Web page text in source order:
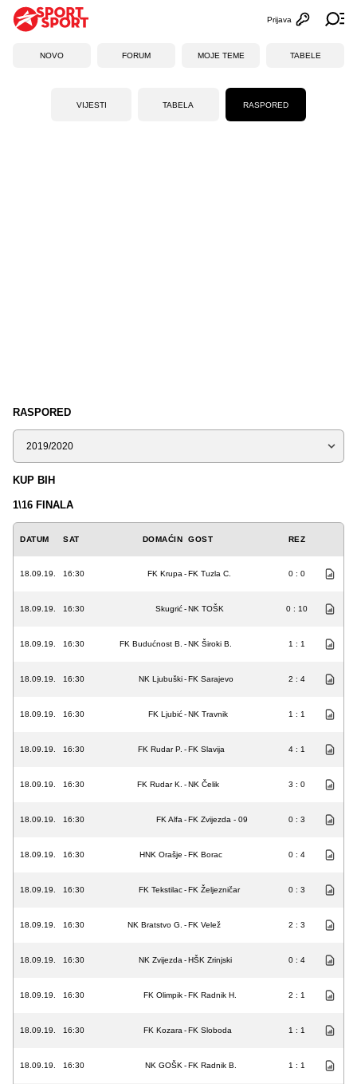
Otvori
Prijava
NOVO FORUM MOJE TEME TABELE
VIJESTI TABELA RASPORED
RASPORED
Sezona
KUP BIH
1\16 FINALA
DATUM SAT DOMAĆIN GOST REZ
18.09.19. 16:30 FK Krupa -FK Tuzla C. 0 : 0
18.09.19. 16:30 Skugrić-NK TOŠK 0 : 10
18.09.19. 16:30 FK Budućnost B. -NK Široki B. 1 : 1
18.09.19. 16:30 NK Ljubuški-FK Sarajevo 2 : 4
18.09.19. 16:30 FK Ljubić-NK Travnik 1 : 1
18.09.19. 16:30 FK Rudar P. -FK Slavija 4 : 1
18.09.19. 16:30 FK Rudar K. -NK Čelik 3 : 0
18.09.19. 16:30 FK Alfa -FK Zvijezda - 09 0 : 3
18.09.19. 16:30 HNK Orašje -FK Borac 0 : 4
18.09.19. 16:30 FK Tekstilac-FK Željezničar 0 : 3
18.09.19. 16:30 NK Bratstvo G. -FK Velež 2 : 3
18.09.19. 16:30 NK Zvijezda -HŠK Zrinjski 0 : 4
18.09.19. 16:30 FK Olimpik-FK Radnik H. 2 : 1
18.09.19. 16:30 FK Kozara -FK Sloboda 1 : 1
18.09.19. 16:30 NK GOŠK -FK Radnik B. 1 : 1